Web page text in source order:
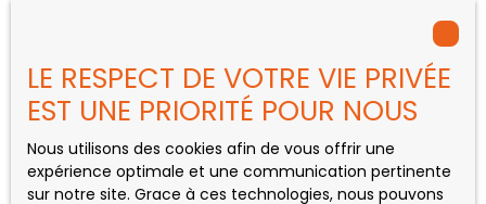
Maison à vendre, 5 pièces - Saint-Gaudens
INFORMATIONS
LE RESPECT DE VOTRE VIE PRIVÉE
EST UNE PRIORITÉ POUR NOUS
Nous utilisons des cookies afin de vous offrir une
expérience optimale et une communication pertinente
sur notre site. Grace à ces technologies, nous pouvons